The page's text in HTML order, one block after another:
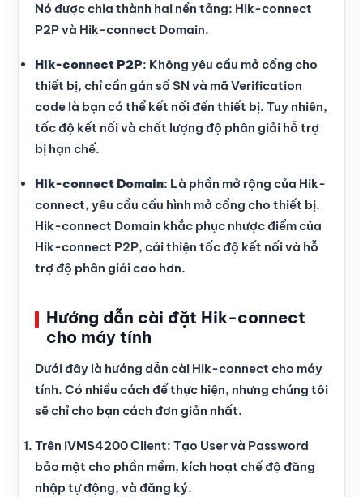
Nó được chia thành hai nền tảng: Hik-connect
P2P và Hik-connect Domain.
Hik-connect P2P: Không yêu cầu mở cổng cho
thiết bị, chỉ cần gán số SN và mã Verification
code là bạn có thể kết nối đến thiết bị. Tuy nhiên,
tốc độ kết nối và chất lượng độ phân giải hỗ trợ
bị hạn chế.
Hik-connect Domain: Là phần mở rộng của Hik-
connect, yêu cầu cấu hình mở cổng cho thiết bị.
Hik-connect Domain khắc phục nhược điểm của
Hik-connect P2P, cải thiện tốc độ kết nối và hỗ
trợ độ phân giải cao hơn.
Hướng dẫn cài đặt Hik-connect
cho máy tính
Dưới đây là hướng dẫn cài Hik-connect cho máy
tính. Có nhiều cách để thực hiện, nhưng chúng tôi
sẽ chỉ cho bạn cách đơn giản nhất.
Trên iVMS4200 Client: Tạo User và Password
bảo mật cho phần mềm, kích hoạt chế độ đăng
nhập tự động, và đăng ký.